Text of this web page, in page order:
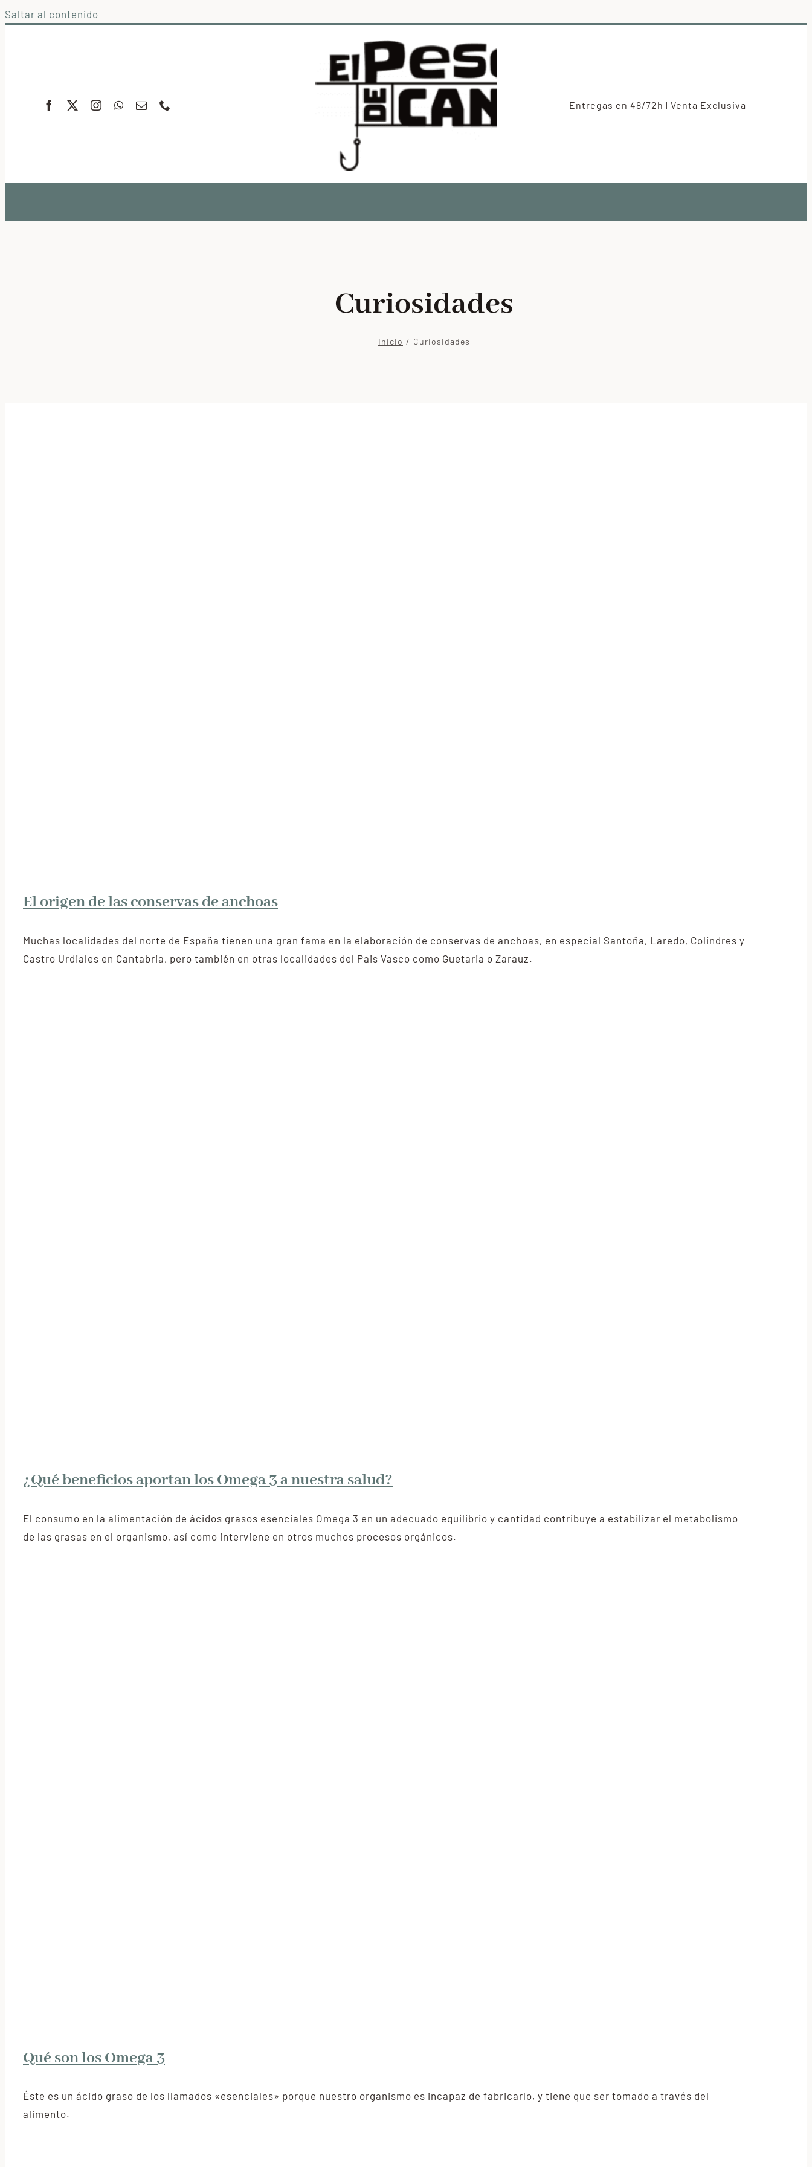
Saltar al contenido
Entregas en 48/72h | Venta Exclusiva
Curiosidades
Inicio Curiosidades
El origen de las conservas de anchoas
Muchas localidades del norte de España tienen una gran fama en la elaboración de conservas de anchoas, en especial Santoña, Laredo, Colindres y
Castro Urdiales en Cantabria, pero también en otras localidades del Pais Vasco como Guetaria o Zarauz.
¿Qué beneficios aportan los Omega 3 a nuestra salud?
El consumo en la alimentación de ácidos grasos esenciales Omega 3 en un adecuado equilibrio y cantidad contribuye a estabilizar el metabolismo
de las grasas en el organismo, así como interviene en otros muchos procesos orgánicos.
Qué son los Omega 3
Éste es un ácido graso de los llamados «esenciales» porque nuestro organismo es incapaz de fabricarlo, y tiene que ser tomado a través del
alimento.